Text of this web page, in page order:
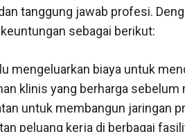
tanggung jawab profesi.
sebagai berikut:
mengeluarkan biaya untuk
klinis yang berharga sebelum
untuk membangun jaringan
peluang kerja di berbagai